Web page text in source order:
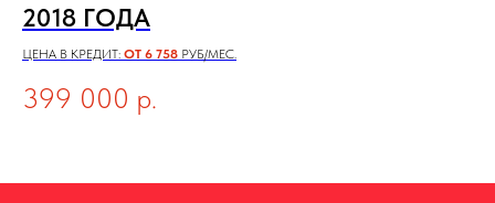
2018 ГОДА
ЦЕНА В КРЕДИТ: ОТ 6 758 РУБ/МЕС.
399 000 р.